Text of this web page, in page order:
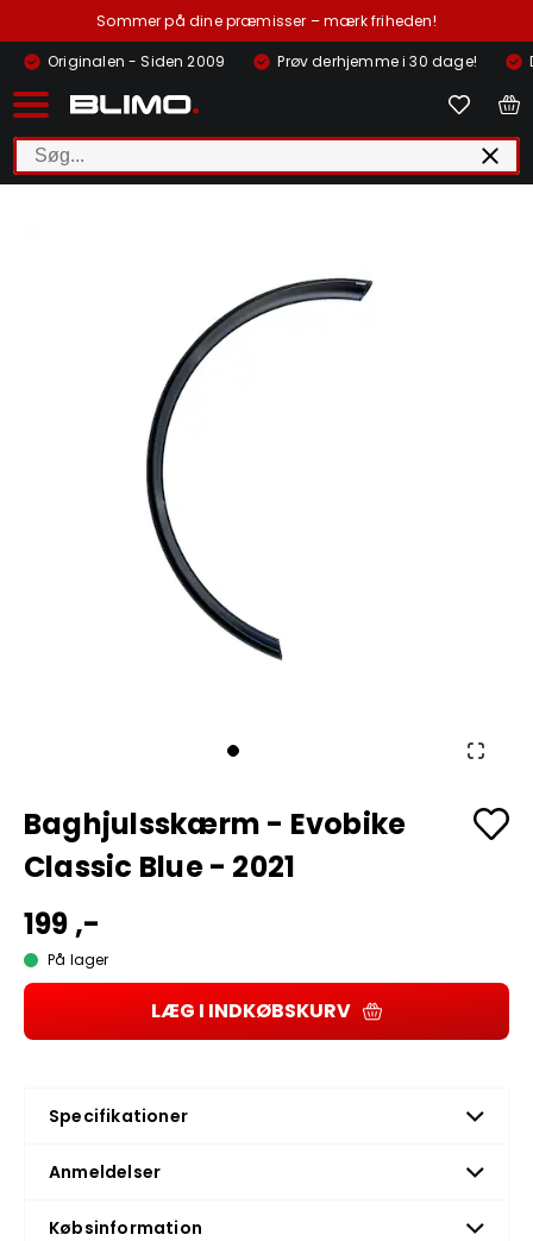
Sommer på dine præmisser – mærk friheden!
Originalen - Siden 2009
Prøv derhjemme i 30 dage!
Baghjulsskærm - Evobike
Classic Blue - 2021
199 ,-
På lager
LÆG I INDKØBSKURV
Specifikationer
Anmeldelser
Købsinformation